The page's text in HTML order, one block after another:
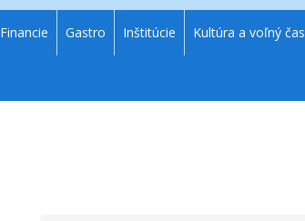
Financie Gastro Inštitúcie Kultúra a voľný čas